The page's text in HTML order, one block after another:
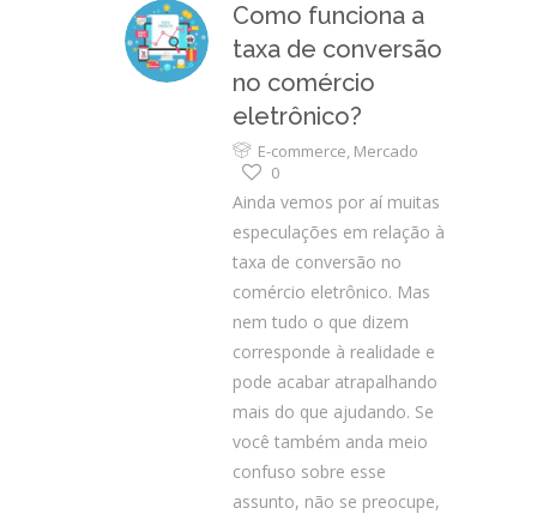
Como funciona a
taxa de conversão
no comércio
eletrônico?
E-commerce, Mercado
0
Ainda vemos por aí muitas
especulações em relação à
taxa de conversão no
comércio eletrônico. Mas
nem tudo o que dizem
corresponde à realidade e
pode acabar atrapalhando
mais do que ajudando. Se
você também anda meio
confuso sobre esse
assunto, não se preocupe,